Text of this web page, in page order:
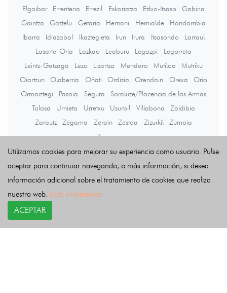
Elgoibar
Errenteria Errezil Eskoriatza Ezkio-Itsaso
Gabiria
Gaintza
Gaztelu Getaria Hernani Hernialde
Hondarribia
Ibarra
Idiazabal Ikaztegieta Irun Irura Itsasondo
Larraul
Lasarte-Oria
Lazkao Leaburu Legazpi
Legorreta
Leintz-Gatzaga
Lezo Lizartza Mendaro Mutiloa
Mutriku
Oiartzun
Olaberria Oñati Ordizia Orendain Orexa
Orio
Ormaiztegi
Pasaia Segura
Soraluze/Placencia de las Armas
Tolosa
Urnieta Urretxu Usurbil Villabona
Zaldibia
Zarautz
Zegama Zerain Zestoa Zizurkil
Zumaia
Zumarraga
Últimas noticias
Utilizamos cookies para mejorar su experiencia como usuario. Pulse
aceptar para continuar navegando, o más información, si desea
información adicional sobre el tratamiento de cookies que realiza
nuestra web. Más información
ACEPTAR